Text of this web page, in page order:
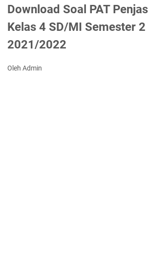
Download Soal PAT
Kelas 4 SD/MI Semester 2
2021/2022
Oleh Admin